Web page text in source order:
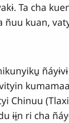
Ta cha
ñuu kuan,
kumamaa
Chinuu
ɨɨ̱n ri cha